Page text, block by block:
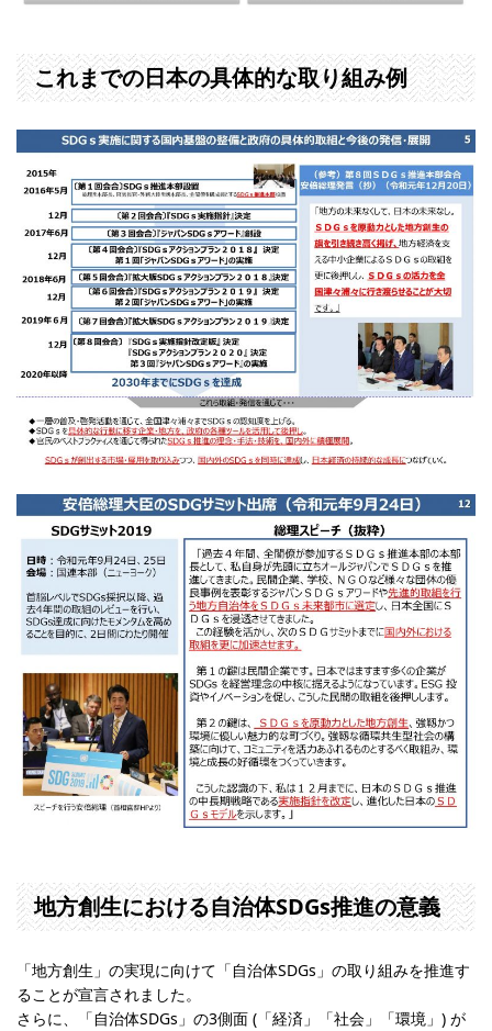
これまでの日本の具体的な取り組み例
地方創生における自治体SDGs推進の意義
「地方創生」の実現に向けて「自治体SDGs」の取り組みを推進す
ることが宣言されました。
さらに、「自治体SDGs」の3側面 (「経済」「社会」「環境」) が